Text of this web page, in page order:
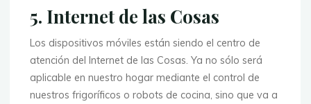
5. Internet de las Cosas
Los dispositivos móviles están siendo el centro de
atención del Internet de las Cosas. Ya no sólo será
aplicable en nuestro hogar mediante el control de
nuestros frigoríficos o robots de cocina, sino que va a